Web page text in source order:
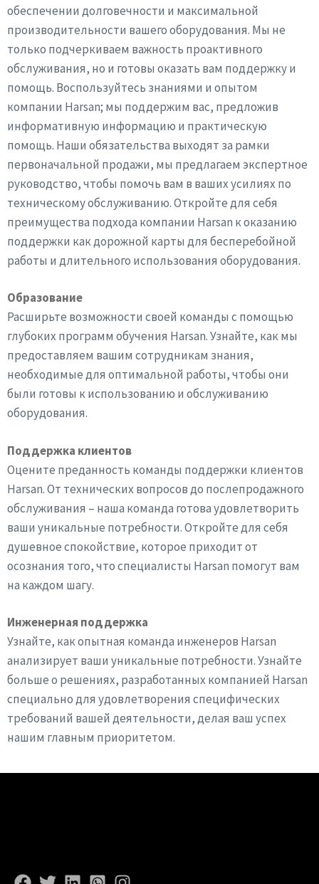
обеспечении долговечности и максимальной
производительности вашего оборудования. Мы не
только подчеркиваем важность проактивного
обслуживания, но и готовы оказать вам поддержку и
помощь. Воспользуйтесь знаниями и опытом
компании Harsan; мы поддержим вас, предложив
информативную информацию и практическую
помощь. Наши обязательства выходят за рамки
первоначальной продажи, мы предлагаем экспертное
руководство, чтобы помочь вам в ваших усилиях по
техническому обслуживанию. Откройте для себя
преимущества подхода компании Harsan к оказанию
поддержки как дорожной карты для бесперебойной
работы и длительного использования оборудования.
Образование
Расширьте возможности своей команды с помощью
глубоких программ обучения Harsan. Узнайте, как мы
предоставляем вашим сотрудникам знания,
необходимые для оптимальной работы, чтобы они
были готовы к использованию и обслуживанию
оборудования.
Поддержка клиентов
Оцените преданность команды поддержки клиентов
Harsan. От технических вопросов до послепродажного
обслуживания – наша команда готова удовлетворить
ваши уникальные потребности. Откройте для себя
душевное спокойствие, которое приходит от
осознания того, что специалисты Harsan помогут вам
на каждом шагу.
Инженерная поддержка
Узнайте, как опытная команда инженеров Harsan
анализирует ваши уникальные потребности. Узнайте
больше о решениях, разработанных компанией Harsan
специально для удовлетворения специфических
требований вашей деятельности, делая ваш успех
нашим главным приоритетом.